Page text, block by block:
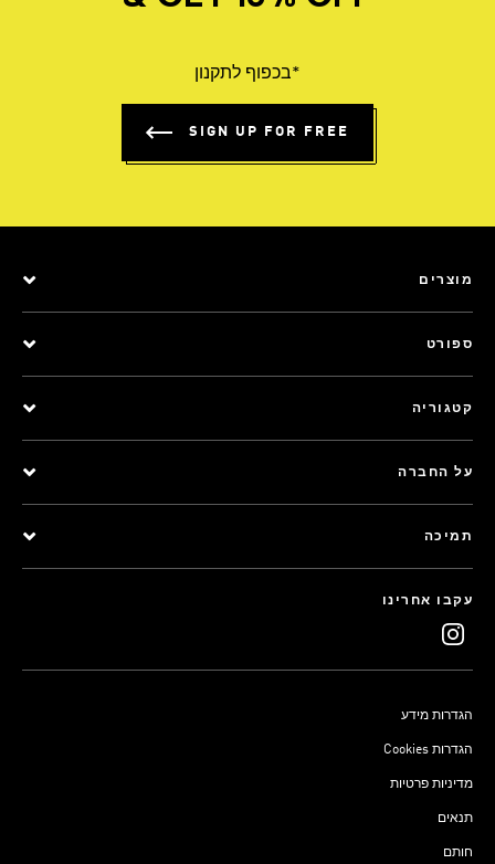
*בכפוף לתקנון
SIGN UP FOR FREE
מוצרים
ספורט
קטגוריה
על החברה
תמיכה
עקבו אחרינו
הגדרות מידע
Cookies הגדרות
מדיניות פרטיות
תנאים
חותם